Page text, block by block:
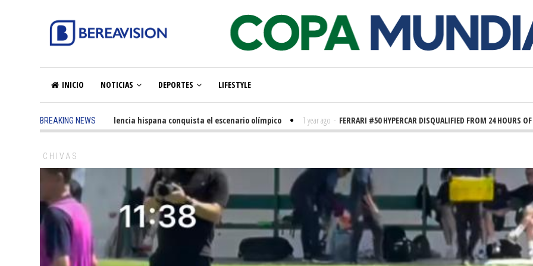
INICIO NOTICIAS DEPORTES LIFESTYLE
BREAKING NEWS
La excelencia hispana conquista el escenario olímpico 1 year ago FERRARI #50 HYPERCAR DISQUALIFIED FROM 24 HOURS OF LE MANS
CHIVAS